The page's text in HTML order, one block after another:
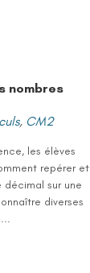
nombres
, CM2
les élèves
repérer et
décimal sur une
diverses